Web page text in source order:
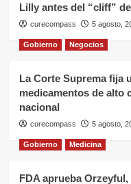
Lilly antes del “cliff”
curecompass 5 agosto,
Gobierno Negocios
La Corte Suprema fija
medicamentos de alto
nacional
curecompass 5 agosto,
Gobierno Medicina
FDA aprueba